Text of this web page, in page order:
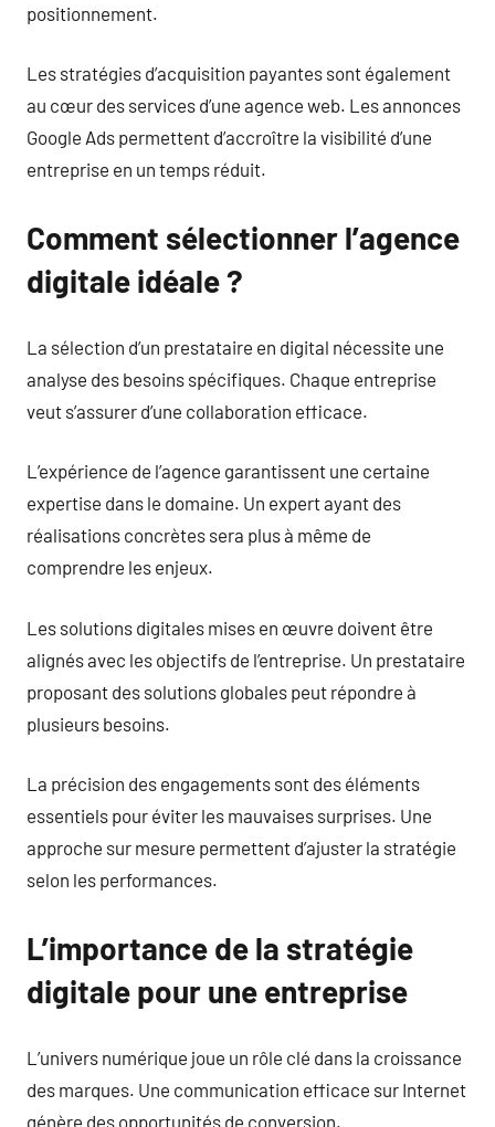
positionnement.
Les stratégies d’acquisition payantes sont également
au cœur des services d’une agence web. Les annonces
Google Ads permettent d’accroître la visibilité d’une
entreprise en un temps réduit.
Comment sélectionner l’agence
digitale idéale ?
La sélection d’un prestataire en digital nécessite une
analyse des besoins spécifiques. Chaque entreprise
veut s’assurer d’une collaboration efficace.
L’expérience de l’agence garantissent une certaine
expertise dans le domaine. Un expert ayant des
réalisations concrètes sera plus à même de
comprendre les enjeux.
Les solutions digitales mises en œuvre doivent être
alignés avec les objectifs de l’entreprise. Un prestataire
proposant des solutions globales peut répondre à
plusieurs besoins.
La précision des engagements sont des éléments
essentiels pour éviter les mauvaises surprises. Une
approche sur mesure permettent d’ajuster la stratégie
selon les performances.
L’importance de la stratégie
digitale pour une entreprise
L’univers numérique joue un rôle clé dans la croissance
des marques. Une communication efficace sur Internet
génère des opportunités de conversion.